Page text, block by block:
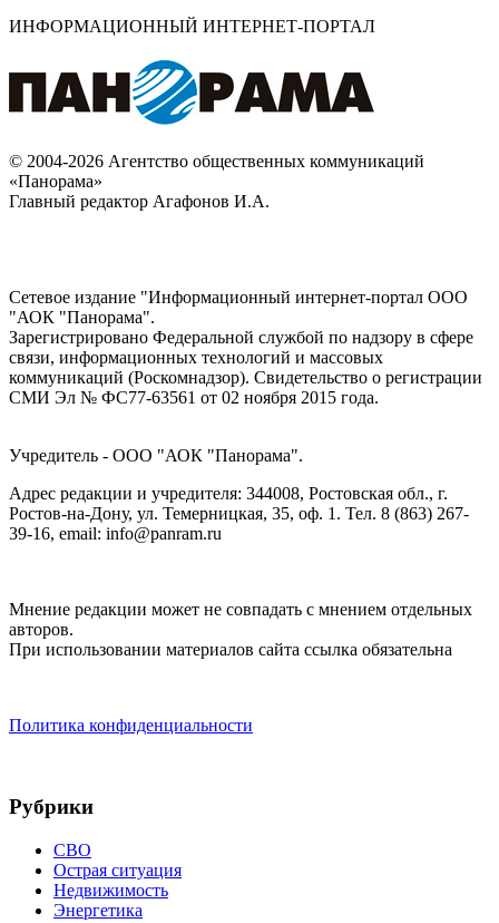
ИНФОРМАЦИОННЫЙ ИНТЕРНЕТ-ПОРТАЛ
© 2004-2026 Агентство общественных коммуникаций
«Панорама»
Главный редактор Агафонов И.А.
Сетевое издание "Информационный интернет-портал ООО
"АОК "Панорама".
Зарегистрировано Федеральной службой по надзору в сфере
связи, информационных технологий и массовых
коммуникаций (Роскомнадзор). Cвидетельство о регистрации
СМИ Эл № ФС77-63561 от 02 ноября 2015 года.
Учредитель - ООО "АОК "Панорама".
Адрес редакции и учредителя: 344008, Ростовская обл., г.
Ростов-на-Дону, ул. Темерницкая, 35, оф. 1. Тел. 8 (863) 267-
39-16, email: info@panram.ru
Мнение редакции может не совпадать с мнением отдельных
авторов.
При использовании материалов сайта ссылка обязательна
Политика конфиденциальности
Рубрики
СВО
Острая ситуация
Недвижимость
Энергетика